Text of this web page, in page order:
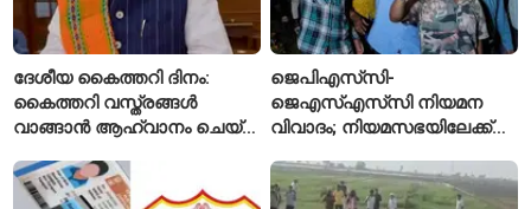
ദേശീയ കൈത്തറി ദിനം:
കൈത്തറി വസ്ത്രങ്ങൾ
വാങ്ങാൻ ആഹ്വാനം ചെയ്ത്
ജെപിഎസ്‌സി-
ജെഎസ്എസ്‌സി നിയമന
വിവാദം; നിയമസഭയിലേക്ക്